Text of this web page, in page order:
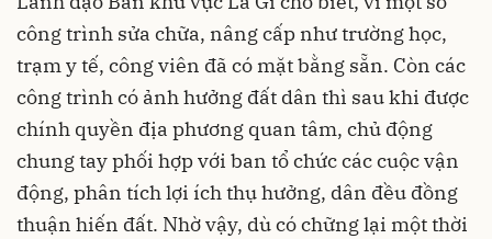
công trình sửa chữa, nâng cấp như trường học,
trạm y tế, công viên đã có mặt bằng sẵn. Còn các
công trình có ảnh hưởng đất dân thì sau khi được
chính quyền địa phương quan tâm, chủ động
chung tay phối hợp với ban tổ chức các cuộc vận
động, phân tích lợi ích thụ hưởng, dân đều đồng
thuận hiến đất. Nhờ vậy, dù có chững lại một thời